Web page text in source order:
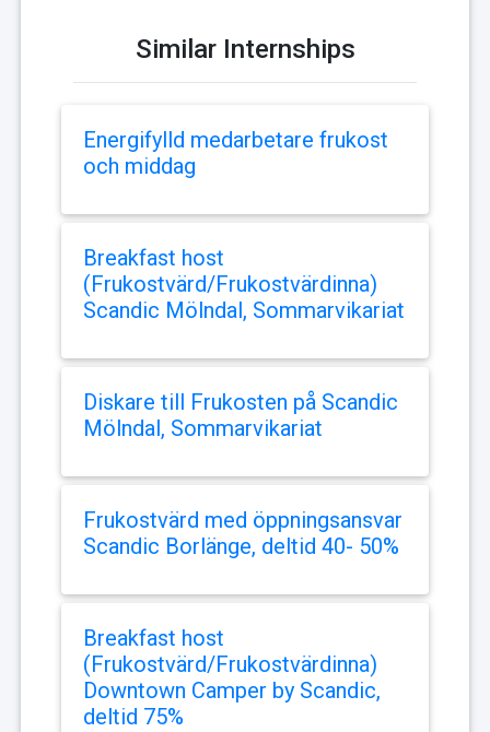
Similar Internships
Energifylld medarbetare frukost
och middag
Breakfast host
(Frukostvärd/Frukostvärdinna)
Scandic Mölndal, Sommarvikariat
Diskare till Frukosten på Scandic
Mölndal, Sommarvikariat
Frukostvärd med öppningsansvar
Scandic Borlänge, deltid 40- 50%
Breakfast host
(Frukostvärd/Frukostvärdinna)
Downtown Camper by Scandic,
deltid 75%